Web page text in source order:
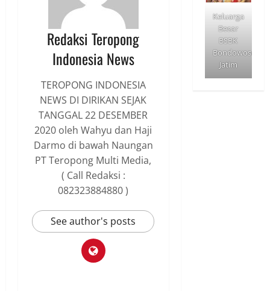
Redaksi Teropong
Indonesia News
TEROPONG INDONESIA
NEWS DI DIRIKAN SEJAK
TANGGAL 22 DESEMBER
2020 oleh Wahyu dan Haji
Darmo di bawah Naungan
PT Teropong Multi Media,
( Call Redaksi :
082323884880 )
See author's posts
Keluarga
Besar
BSBK
Bondowoso
Jatim